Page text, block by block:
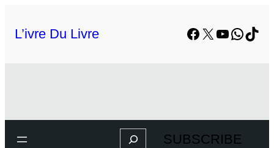
L’ivre Du Livre
SUBSCRIBE